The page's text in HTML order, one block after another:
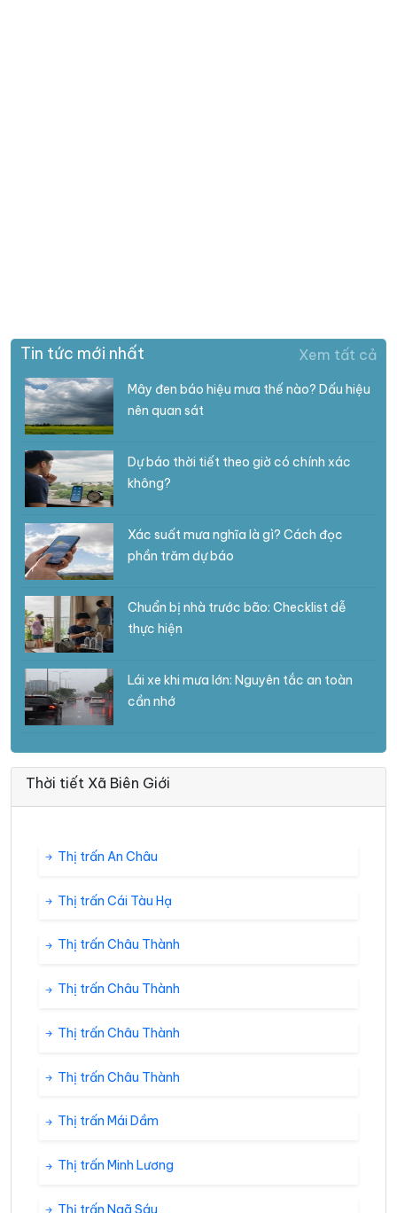
Tin tức mới nhất Xem tất cả
Mây đen báo hiệu mưa thế nào? Dấu hiệu
nên quan sát
Dự báo thời tiết theo giờ có chính xác
không?
Xác suất mưa nghĩa là gì? Cách đọc
phần trăm dự báo
Chuẩn bị nhà trước bão: Checklist dễ
thực hiện
Lái xe khi mưa lớn: Nguyên tắc an toàn
cần nhớ
Thời tiết Xã Biên Giới
Thị trấn An Châu
Thị trấn Cái Tàu Hạ
Thị trấn Châu Thành
Thị trấn Châu Thành
Thị trấn Châu Thành
Thị trấn Châu Thành
Thị trấn Mái Dầm
Thị trấn Minh Lương
Thị trấn Ngã Sáu